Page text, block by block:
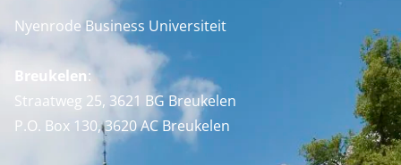
Nyenrode Business Universiteit
Breukelen:
Straatweg 25, 3621 BG Breukelen
P.O. Box 130, 3620 AC Breukelen